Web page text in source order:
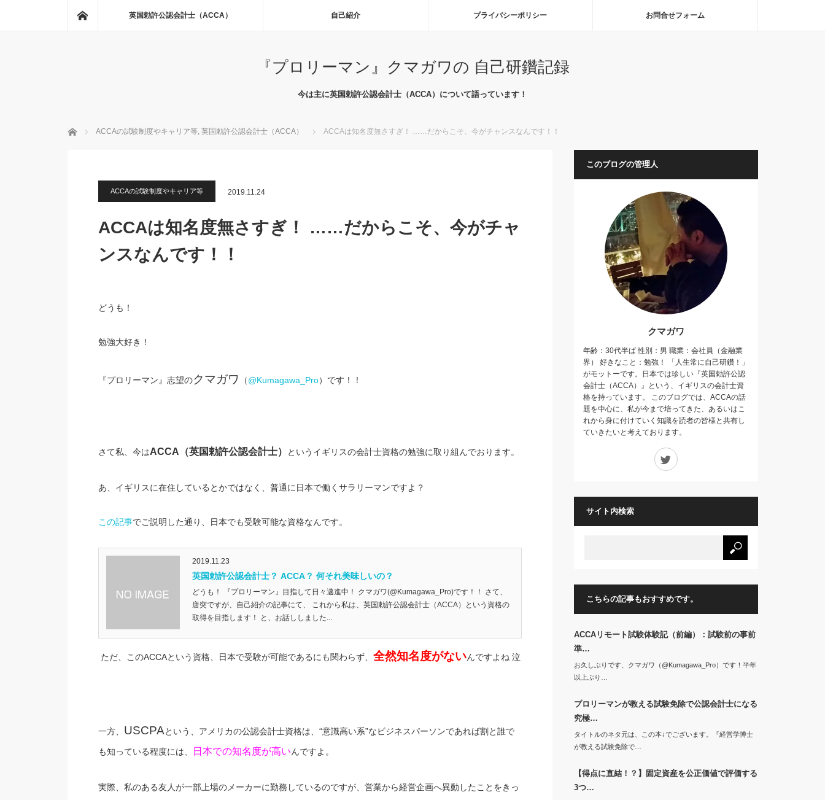
英国勅許公認会計士（ACCA） 自己紹介 プライバシーポリシー お問合せフォーム
『プロリーマン』クマガワの 自己研鑽記録
今は主に英国勅許公認会計士（ACCA）について語っています！
ホーム ACCAの試験制度やキャリア等, 英国勅許公認会計士（ACCA） ACCAは知名度無さすぎ！ ……だからこそ、今がチャンスなんです！！
ACCAの試験制度やキャリア等 2019.11.24
ACCAは知名度無さすぎ！ ……だからこそ、今がチャ
ンスなんです！！
どうも！
勉強大好き！
『プロリーマン』志望のクマガワ （@Kumagawa_Pro）です！！
さて私、今はACCA （英国勅許公認会計士） というイギリスの会計士資格の勉強に取り組んでおります。
あ、イギリスに在住しているとかではなく、普通に日本で働くサラリーマンですよ？
この記事でご説明した通り、日本でも受験可能な資格なんです。
2019.11.23
英国勅許公認会計士？ ACCA？ 何それ美味しいの？
どうも！ 『プロリーマン』目指して日々邁進中！ クマガワ(@Kumagawa_Pro)です！！ さて、
唐突ですが、自己紹介の記事にて、 これから私は、英国勅許公認会計士（ACCA）という資格の
取得を目指します！ と、お話ししました...
ただ、このACCAという資格、日本で受験が可能であるにも関わらず、 全然知名度がないんですよね 泣
一方、 USCPAという、アメリカの公認会計士資格は、“意識高い系”なビジネスパーソンであれば割と誰で
も知っている程度には、 日本での知名度が高いんですよ。
実際、私のある友人が一部上場のメーカーに勤務しているのですが、営業から経営企画へ異動したことをきっ
このブログの管理人
クマガワ
年齢：30代半ば 性別：男 職業：会社員（金融業
界） 好きなこと：勉強！ 「人生常に自己研鑽！」
がモットーです。日本では珍しい『英国勅許公認
会計士（ACCA）』という、イギリスの会計士資
格を持っています。 このブログでは、ACCAの話
題を中心に、私が今まで培ってきた、あるいはこ
れから身に付けていく知識を読者の皆様と共有し
ていきたいと考えております。
サイト内検索
こちらの記事もおすすめです。
ACCAリモート試験体験記（前編）：試験前の事前
準…
お久しぶりです、クマガワ（@Kumagawa_Pro）です！半年
以上ぶり…
プロリーマンが教える試験免除で公認会計士になる
究極…
タイトルのネタ元は、この本↓でございます。『経営学博士
が教える試験免除で…
【得点に直結！？】固定資産を公正価値で評価する
3つ…